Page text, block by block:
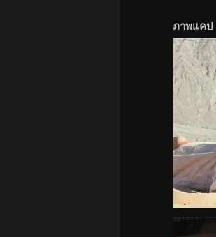
ภาพแคป